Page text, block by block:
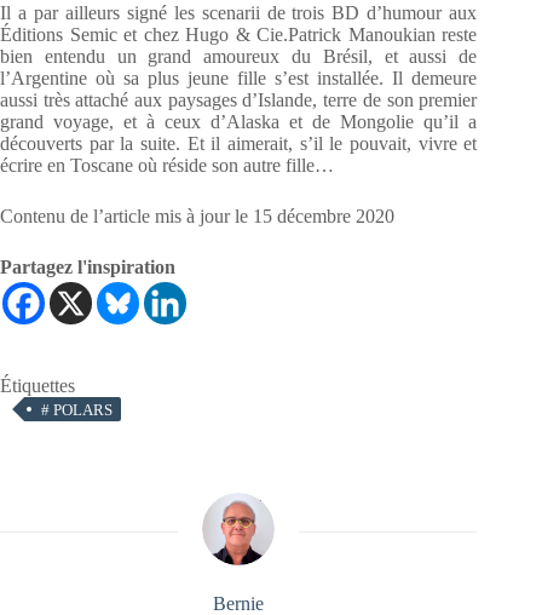
Il a par ailleurs signé les scenarii de trois BD d’humour aux
Éditions Semic et chez Hugo & Cie.Patrick Manoukian reste
bien entendu un grand amoureux du Brésil, et aussi de
l’Argentine où sa plus jeune fille s’est installée. Il demeure
aussi très attaché aux paysages d’Islande, terre de son premier
grand voyage, et à ceux d’Alaska et de Mongolie qu’il a
découverts par la suite. Et il aimerait, s’il le pouvait, vivre et
écrire en Toscane où réside son autre fille…
Contenu de l’article mis à jour le 15 décembre 2020
Partagez l'inspiration
Étiquettes
# POLARS
Bernie